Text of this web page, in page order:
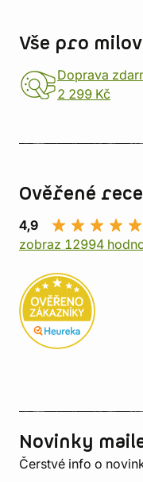
Vše pro
Doprava
2 299 Kč
Ověřené
4,9
zobraz 12994
Novinky
Čerstvé info o